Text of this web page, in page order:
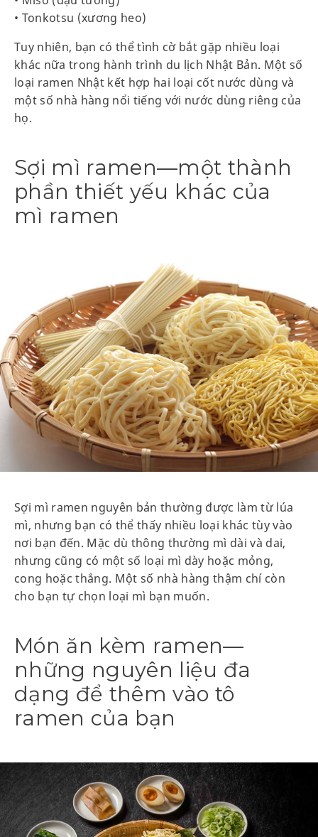
• Tonkotsu (xương heo)
Tuy nhiên, bạn có thể tình cờ bắt gặp nhiều loại
khác nữa trong hành trình du lịch Nhật Bản. Một số
loại ramen Nhật kết hợp hai loại cốt nước dùng và
một số nhà hàng nổi tiếng với nước dùng riêng của
họ.
Sợi mì ramen—một thành
phần thiết yếu khác của
mì ramen
Sợi mì ramen nguyên bản thường được làm từ lúa
mì, nhưng bạn có thể thấy nhiều loại khác tùy vào
nơi bạn đến. Mặc dù thông thường mì dài và dai,
nhưng cũng có một số loại mì dày hoặc mỏng,
cong hoặc thẳng. Một số nhà hàng thậm chí còn
cho bạn tự chọn loại mì bạn muốn.
Món ăn kèm ramen—
những nguyên liệu đa
dạng để thêm vào tô
ramen của bạn